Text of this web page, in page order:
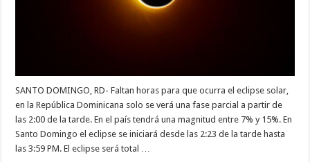
SANTO DOMINGO, RD- Faltan horas para que ocurra el eclipse solar,
en la República Dominicana solo se verá una fase parcial a partir de
las 2:00 de la tarde. En el país tendrá una magnitud entre 7% y 15%. En
Santo Domingo el eclipse se iniciará desde las 2:23 de la tarde hasta
las 3:59 PM. El eclipse será total …